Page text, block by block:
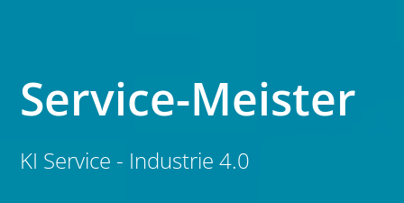
Service-Meister
KI Service - Industrie 4.0